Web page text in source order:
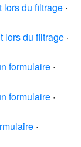
lors du filtrage ·
lors du filtrage ·
formulaire ·
formulaire ·
·